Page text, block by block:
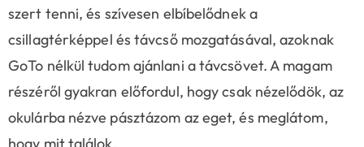
szert tenni, és szívesen elbíbelődnek a
csillagtérképpel és távcső mozgatásával, azoknak
GoTo nélkül tudom ajánlani a távcsövet. A magam
részéről gyakran előfordul, hogy csak nézelődök, az
okulárba nézve pásztázom az eget, és meglátom,
hogy mit találok.